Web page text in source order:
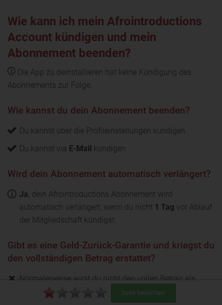
Wie kann ich mein Afrointroductions
Account kündigen und mein
Abonnement beenden?
Die App zu deinstallieren hat keine Kündigung des
Abonnements zur Folge.
Wie kannst du dein Abonnement beenden?
Du kannst über die Profileinstellungen kündigen.
Du kannst via E-Mail kündigen
Wird dein Abonnement automatisch verlängert?
Ja , dein Afrointroductions Abonnement wird
automatisch verlängert, wenn du nicht 1 Tag vor Ablauf
der Mitgliedschaft kündigst.
Gibt es eine Geld-Zurück-Garantie und kriegst du
den vollständigen Betrag erstattet?
Normalerweise wirst du nicht den vollen Betrag als
Rückerstattung erhalten. Der Betrag wird um die
Seite besuchen